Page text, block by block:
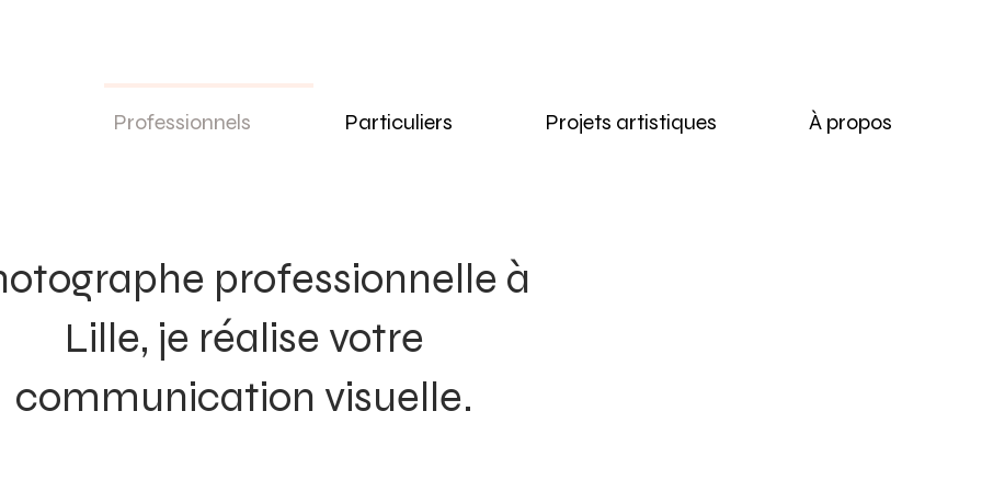
Professionnels Particuliers Projets artistiques À propos
professionnelle à
Lille, je réalise votre
communication visuelle.